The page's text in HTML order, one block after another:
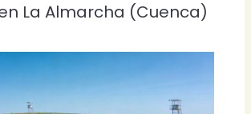
La Almarcha (Cuenca)